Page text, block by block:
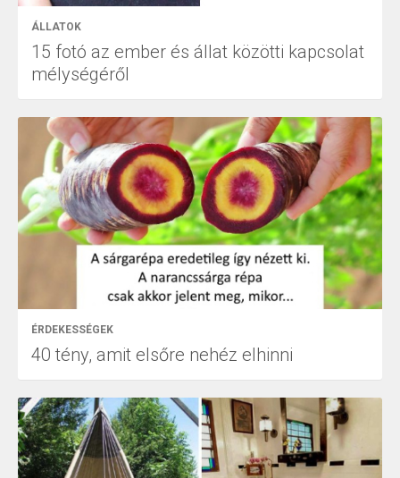
ÁLLATOK
15 fotó az ember és állat közötti kapcsolat
mélységéről
ÉRDEKESSÉGEK
40 tény, amit elsőre nehéz elhinni